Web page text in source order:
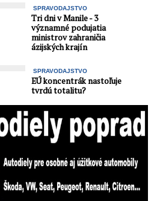
SPRAVODAJSTVO
Tri dni v Manile - 3
významné podujatia
ministrov zahraničia
ázijských krajín
SPRAVODAJSTVO
EÚ koncentrák nastoľuje
tvrdú totalitu?